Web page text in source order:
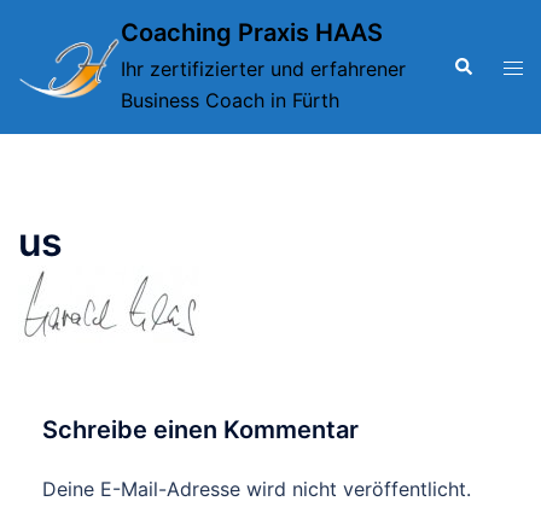
springen
Coaching Praxis HAAS
Ihr zertifizierter und erfahrener
Business Coach in Fürth
Suche
us
Schreibe einen Kommentar
Deine E-Mail-Adresse wird nicht veröffentlicht.
Alternative: